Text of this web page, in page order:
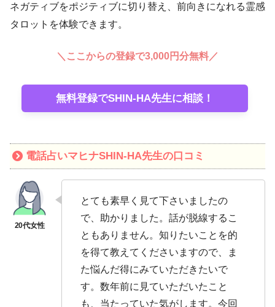
ネガティブをポジティブに切り替え、前向きになれる霊感
タロットを体験できます。
＼ここからの登録で3,000円分無料／
無料登録でSHIN-HA先生に相談！
電話占いマヒナSHIN-HA先生の口コミ
とても素早く見て下さいましたの
で、助かりました。話が脱線するこ
ともありません。知りたいことを的
を得て教えてくださいますので、ま
た悩んだ得にみていただきたいで
す。数年前に見ていただいたこと
も、当たっていた気がします。今回